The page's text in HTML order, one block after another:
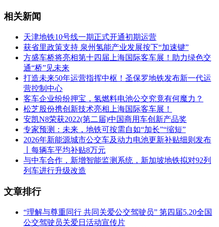
相关新闻
天津地铁10号线一期正式开通初期运营
获省里政策支持 泉州氢能产业发展按下“加速键”
方盛车桥将亮相第十四届上海国际客车展！助力绿色交
通“桥”见未来
打造未来50年运营指挥中枢！圣保罗地铁发布新一代运
营控制中心
客车企业纷纷押宝，氢燃料电池公交究竟有何魔力？
松芝股份携创新技术亮相上海国际客车展！
安凯N8荣获2022(第二届)中国商用车创新产品奖
专家预测：未来，地铁可按需自如“加长”“缩短”
2026年新能源城市公交车及动力电池更新补贴细则发布
丨每辆车平均补贴8万元
与中车合作，新增智能监测系统，新加坡地铁拟对92列
列车进行升级改造
文章排行
“理解与尊重同行 共同关爱公交驾驶员” 第四届5.20全国
公交驾驶员关爱日活动宣传片